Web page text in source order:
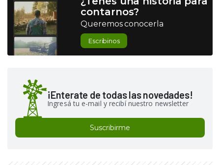
contarnos?
Queremos conocerla
Escribinos
¡Enterate de todas las novedades!
Ingresá tu e-mail y recibí nuestro newsletter
Suscribirme